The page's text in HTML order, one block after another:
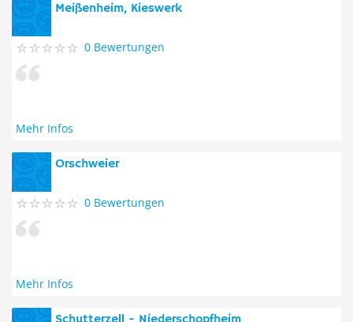
Meißenheim, Kieswerk
0 Bewertungen
Mehr Infos
Orschweier
0 Bewertungen
Mehr Infos